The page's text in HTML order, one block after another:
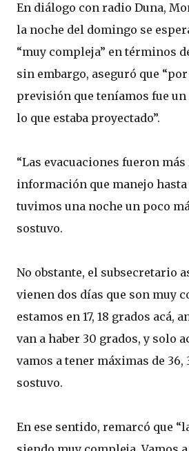
En diálogo con radio Duna,
la noche del domingo se
“muy compleja” en términos
sin embargo, aseguró que
previsión que teníamos fue un
lo que estaba proyectado”.
“Las evacuaciones fueron
información que manejo hasta
tuvimos una noche un poco
sostuvo.
No obstante, el subsecretario
vienen dos días que son muy
estamos en 17, 18 grados acá,
van a haber 30 grados, y solo
vamos a tener máximas de 36,
sostuvo.
En ese sentido, remarcó que